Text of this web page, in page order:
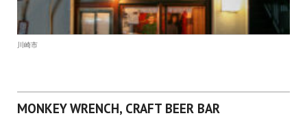
川崎市
MONKEY WRENCH, CRAFT BEER BAR